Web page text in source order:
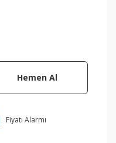
Hemen Al
Fiyatı Alarmı